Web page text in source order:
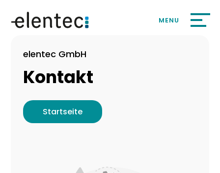
elentec GmbH
Kontakt
Startseite